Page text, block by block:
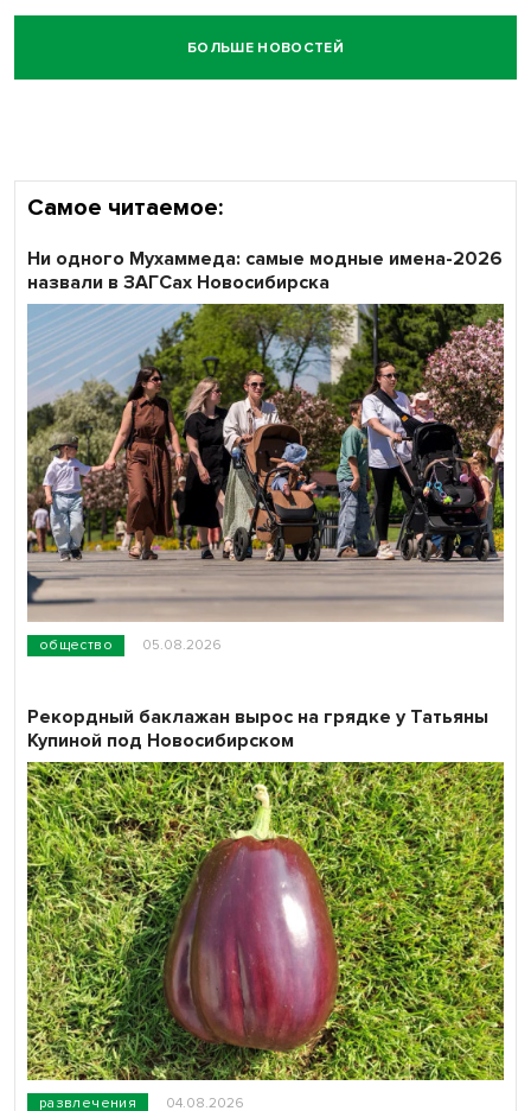
БОЛЬШЕ НОВОСТЕЙ
Самое читаемое:
общество 05.08.2026
Ни одного Мухаммеда: самые модные имена-2026
назвали в ЗАГСах Новосибирска
развлечения 04.08.2026
Рекордный баклажан вырос на грядке у Татьяны
Купиной под Новосибирском